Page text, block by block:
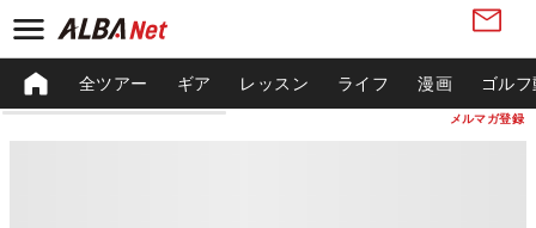
メルマガ登録
全ツアー ギア レッスン ライフ 漫画 ゴル